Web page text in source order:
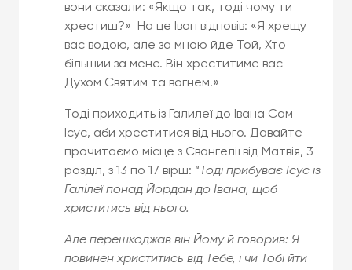
вони сказали: «Якщо так, тоді чому ти
хрестиш?» На це Іван відповів: «Я хрещу
вас водою, але за мною йде Той, Хто
більший за мене. Він хреститиме вас
Духом Святим та вогнем!»
Тоді приходить із Галилеї до Івана Сам
Ісус, аби хреститися від нього. Давайте
прочитаємо місце з Євангелії від Матвія, 3
розділ, з 13 по 17 вірш: “Тоді прибуває Ісус із
Галілеї понад Йордан до Івана, щоб
христитись від нього.
Але перешкоджав він Йому й говорив: Я
повинен христитись від Тебе, і чи Тобі йти